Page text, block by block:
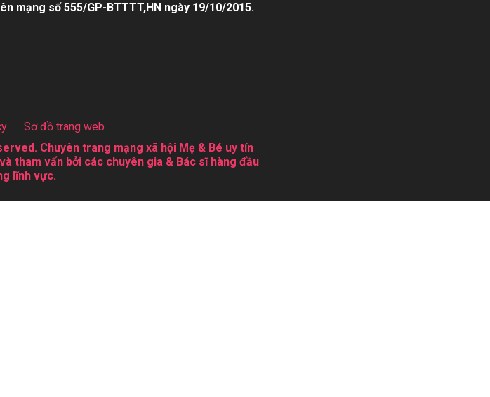
mạng số 555/GP-BTTTT,HN ngày 19/10/2015.
Sơ đồ trang web
Chuyên trang mạng xã hội Mẹ & Bé uy tín
tham vấn bởi các chuyên gia & Bác sĩ hàng đầu
lĩnh vực.